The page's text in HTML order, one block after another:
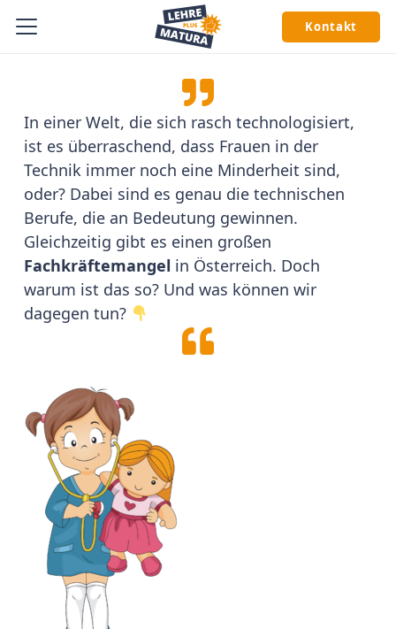
Kontakt
In einer Welt, die sich rasch technologisiert,
ist es überraschend, dass Frauen in der
Technik immer noch eine Minderheit sind,
oder? Dabei sind es genau die technischen
Berufe, die an Bedeutung gewinnen.
Gleichzeitig gibt es einen großen
Fachkräftemangel in Österreich. ⁠Doch
warum ist das so? Und was können wir
dagegen tun?